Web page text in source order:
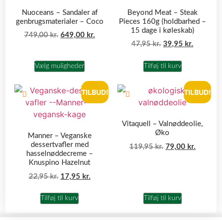
Nuoceans – Sandaler af
genbrugsmaterialer – Coco
749,00kr. 649,00 kr.
Vælg muligheder
Beyond Meat – Steak
Pieces 160g (holdbarhed –
15 dage i køleskab)
47,95kr. 39,95 kr.
Tilføj til kurv
TILBUD!
Manner – Veganske
dessertvafler med
hasselnøddecreme –
Knuspino Hazelnut
22,95kr. 17,95 kr.
Tilføj til kurv
TILBUD!
Vitaquell – Valnøddeolie,
Øko
119,95kr. 79,00 kr.
Tilføj til kurv